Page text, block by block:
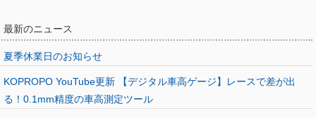
最新のニュース
夏季休業日のお知らせ
KOPROPO YouTube更新 【デジタル車高ゲージ】レースで差が出
る！0.1mm精度の車高測定ツール